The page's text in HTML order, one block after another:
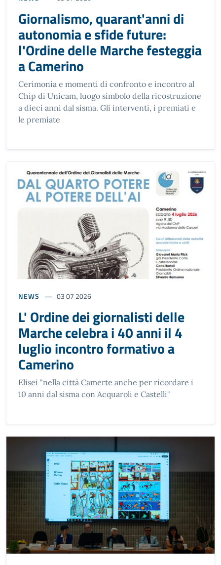
Giornalismo, quarant'anni di
autonomia e sfide future:
l'Ordine delle Marche festeggia
a Camerino
Cerimonia e momenti di confronto e incontro al
Chip di Unicam, luogo simbolo della ricostruzione
a dieci anni dal sisma. Gli interventi, i premiati e
le premiate
NEWS 03 07 2026
L' Ordine dei giornalisti delle
Marche celebra i 40 anni il 4
luglio incontro formativo a
Camerino
Elisei "nella città Camerte anche per ricordare i
10 anni dal sisma con Acquaroli e Castelli"